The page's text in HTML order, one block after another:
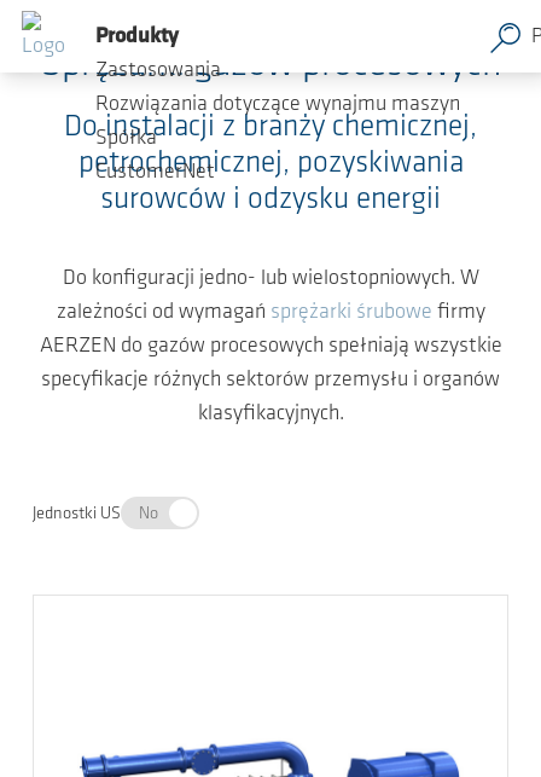
Przejdź do głównej zawartości
Produkty
Zastosowania
Rozwiązania dotyczące wynajmu maszyn
Spółka
CustomerNet
Sprężarki gazów procesowych
Do instalacji z branży chemicznej,
petrochemicznej, pozyskiwania
surowców i odzysku energii
Do konfiguracji jedno- lub wielostopniowych. W
zależności od wymagań sprężarki śrubowe firmy
AERZEN do gazów procesowych spełniają wszystkie
specyfikacje różnych sektorów przemysłu i organów
klasyfikacyjnych.
Jednostki US No